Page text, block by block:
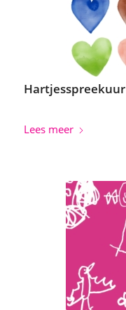
Hartjesspreekuur
Lees meer